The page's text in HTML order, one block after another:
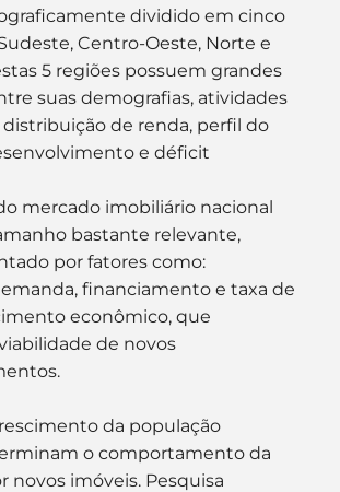
dividido em cinco
Centro-Oeste, Norte e
5 regiões possuem grandes
suas demografias, atividades
de renda, perfil do
e déficit
mercado imobiliário nacional
bastante relevante,
por fatores como:
financiamento e taxa de
econômico, que
de novos
da população
o comportamento da
novos imóveis. Pesquisa